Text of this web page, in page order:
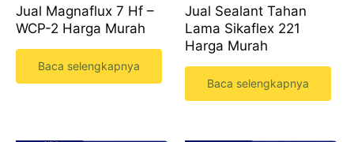
Jual Magnaflux 7 Hf –
WCP-2 Harga Murah
Baca selengkapnya
Jual Sealant Tahan
Lama Sikaflex 221
Harga Murah
Baca selengkapnya